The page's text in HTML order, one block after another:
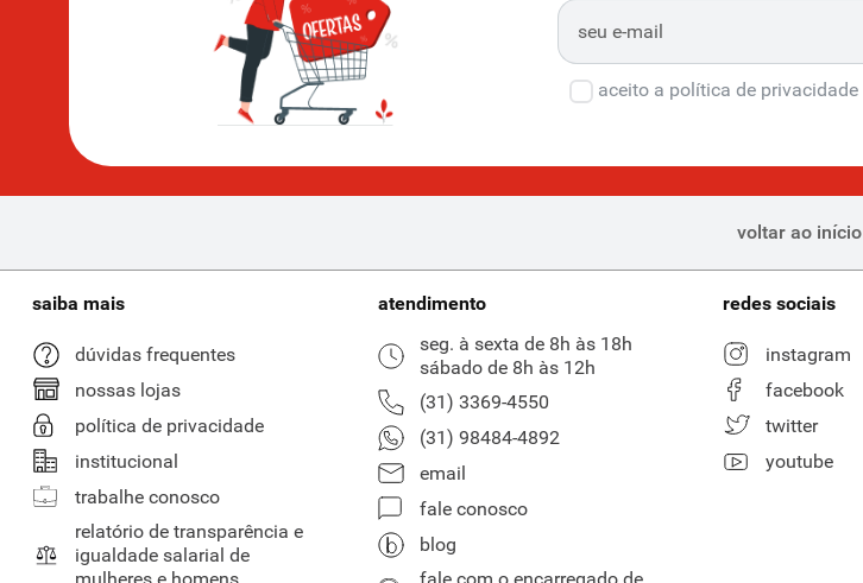
aceito a política de privacidade
voltar ao início
saiba mais
dúvidas frequentes
nossas lojas
política de privacidade
institucional
trabalhe conosco
relatório de transparência e
igualdade salarial de
atendimento
seg. à sexta de 8h às 18h
sábado de 8h às 12h
(31) 3369-4550
(31) 98484-4892
email
fale conosco
blog
redes sociais
instagram
facebook
twitter
youtube